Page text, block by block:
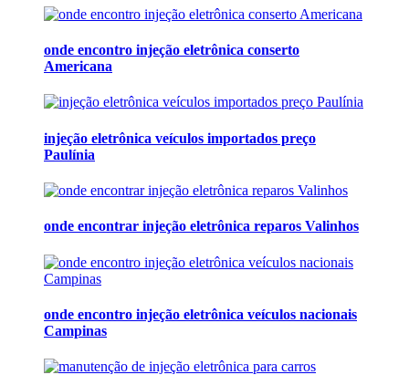
onde encontro injeção eletrônica conserto
Americana
injeção eletrônica veículos importados preço
Paulínia
onde encontrar injeção eletrônica reparos Valinhos
onde encontro injeção eletrônica veículos nacionais
Campinas